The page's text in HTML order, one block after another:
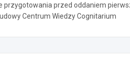
przygotowania przed oddaniem
Centrum Wiedzy Cognitarium